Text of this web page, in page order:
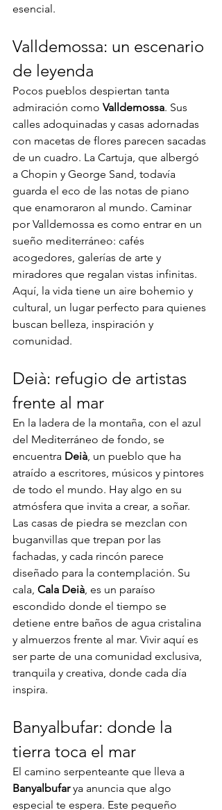
esencial.
Valldemossa: un escenario
de leyenda
Pocos pueblos despiertan tanta
admiración como Valldemossa. Sus
calles adoquinadas y casas adornadas
con macetas de flores parecen sacadas
de un cuadro. La Cartuja, que albergó
a Chopin y George Sand, todavía
guarda el eco de las notas de piano
que enamoraron al mundo. Caminar
por Valldemossa es como entrar en un
sueño mediterráneo: cafés
acogedores, galerías de arte y
miradores que regalan vistas infinitas.
Aquí, la vida tiene un aire bohemio y
cultural, un lugar perfecto para quienes
buscan belleza, inspiración y
comunidad.
Deià: refugio de artistas
frente al mar
En la ladera de la montaña, con el azul
del Mediterráneo de fondo, se
encuentra Deià, un pueblo que ha
atraído a escritores, músicos y pintores
de todo el mundo. Hay algo en su
atmósfera que invita a crear, a soñar.
Las casas de piedra se mezclan con
buganvillas que trepan por las
fachadas, y cada rincón parece
diseñado para la contemplación. Su
cala, Cala Deià, es un paraíso
escondido donde el tiempo se
detiene entre baños de agua cristalina
y almuerzos frente al mar. Vivir aquí es
ser parte de una comunidad exclusiva,
tranquila y creativa, donde cada día
inspira.
Banyalbufar: donde la
tierra toca el mar
El camino serpenteante que lleva a
Banyalbufar ya anuncia que algo
especial te espera. Este pequeño